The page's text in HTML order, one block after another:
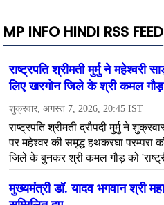
MP INFO HINDI RSS FEED